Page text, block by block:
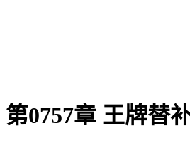
第0757章 王牌替